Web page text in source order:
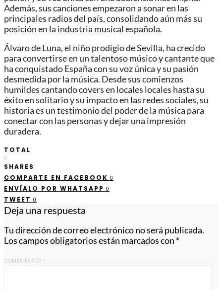
Además, sus canciones empezaron a sonar en las
principales radios del país, consolidando aún más su
posición en la industria musical española.
Álvaro de Luna, el niño prodigio de Sevilla, ha crecido
para convertirse en un talentoso músico y cantante que
ha conquistado España con su voz única y su pasión
desmedida por la música. Desde sus comienzos
humildes cantando covers en locales locales hasta su
éxito en solitario y su impacto en las redes sociales, su
historia es un testimonio del poder de la música para
conectar con las personas y dejar una impresión
duradera.
TOTAL
0
SHARES
COMPARTE EN FACEBOOK 0
ENVÍALO POR WHATSAPP 0
TWEET 0
Deja una respuesta
Tu dirección de correo electrónico no será publicada.
Los campos obligatorios están marcados con *
COMENTARIO *